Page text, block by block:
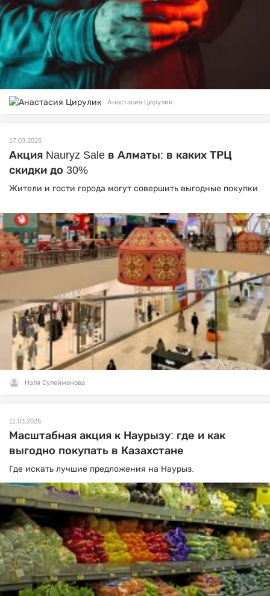
Анастасия Цирулик
17.03.2026
Акция Nauryz Sale в Алматы: в каких ТРЦ
скидки до 30%
Жители и гости города могут совершить выгодные покупки.
Нэля Сулейменова
11.03.2026
Масштабная акция к Наурызу: где и как
выгодно покупать в Казахстане
Где искать лучшие предложения на Наурыз.